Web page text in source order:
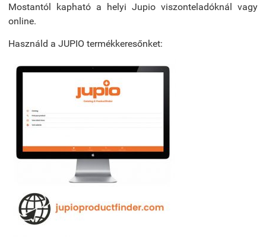
Mostantól kapható a helyi Jupio viszonteladóknál vagy
online.
Használd a JUPIO termékkeresőnket: